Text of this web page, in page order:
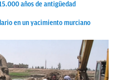
años de antigüedad
en un yacimiento murciano